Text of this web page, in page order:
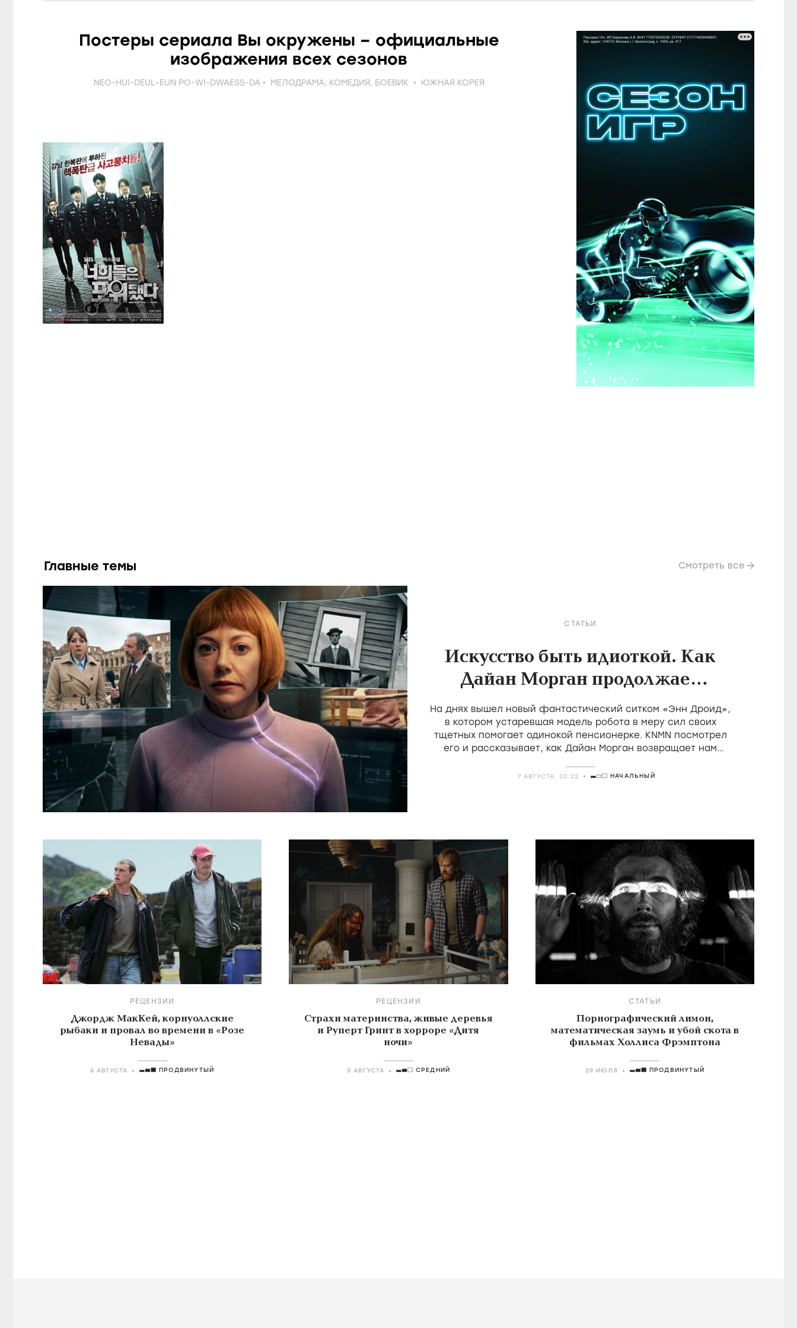
Постеры сериала Вы окружены – официальные
изображения всех сезонов
NEO-HUI-DEUL-EUN PO-WI-DWAESS-DA МЕЛОДРАМА, КОМЕДИЯ, БОЕВИК ЮЖНАЯ КОРЕЯ
Главные темы Смотреть все
СТАТЬИ
Искусство быть идиоткой. Как
Дайан Морган продолжает
последнюю великую
традицию британской
комедии
На днях вышел новый фантастический ситком «Энн Дроид»,
в котором устаревшая модель робота в меру сил своих
тщетных помогает одинокой пенсионерке. KNMN посмотрел
его и рассказывает, как Дайан Морган возвращает нам
7 АВГУСТА, 20:22 НАЧАЛЬНЫЙ
РЕЦЕНЗИИ
Джордж МакКей, корнуоллские
рыбаки и провал во времени в «Розе
Невады»
6 АВГУСТА ПРОДВИНУТЫЙ
РЕЦЕНЗИИ
Страхи материнства, живые деревья
и Руперт Гринт в хорроре «Дитя
ночи»
3 АВГУСТА СРЕДНИЙ
СТАТЬИ
Порнографический лимон,
математическая заумь и убой скота в
фильмах Холлиса Фрэмптона
29 ИЮЛЯ ПРОДВИНУТЫЙ